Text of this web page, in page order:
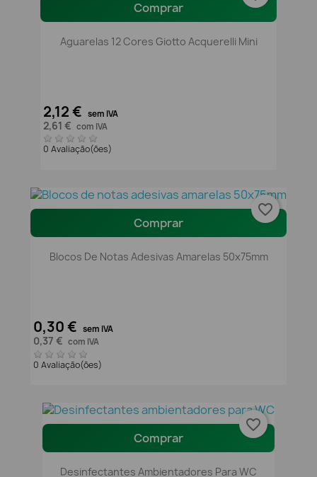
Comprar
Aguarelas 12 Cores Giotto Acquerelli Mini
2,12 € sem IVA
2,61 € com IVA
0 Avaliação(ões)
Comprar
Blocos De Notas Adesivas Amarelas 50x75mm
0,30 € sem IVA
0,37 € com IVA
0 Avaliação(ões)
favorite_border
Comprar
Desinfectantes Ambientadores Para WC
favorite_border